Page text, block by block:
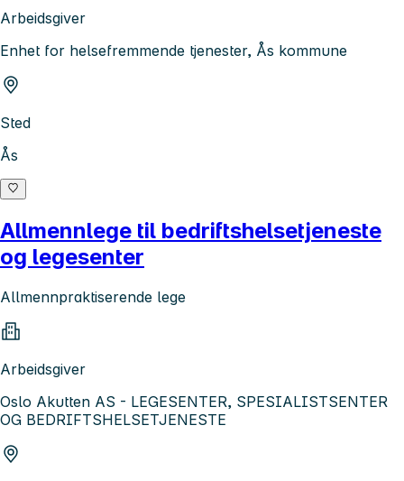
Arbeidsgiver
Enhet for helsefremmende tjenester, Ås kommune
Sted
Ås
Allmennlege til bedriftshelsetjeneste
og legesenter
Allmennpraktiserende lege
Arbeidsgiver
Oslo Akutten AS - LEGESENTER, SPESIALISTSENTER
OG BEDRIFTSHELSETJENESTE